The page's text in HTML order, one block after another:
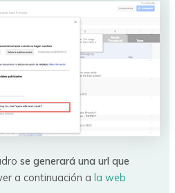
se generará una url que
a continuación a la web